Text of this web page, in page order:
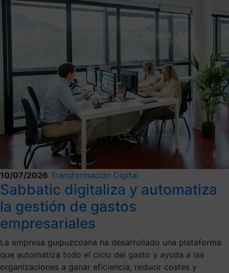
10/07/2026 Transformación Digital
Sabbatic digitaliza y automatiza
la gestión de gastos
empresariales
La empresa guipuzcoana ha desarrollado una plataforma
que automatiza todo el ciclo del gasto y ayuda a las
organizaciones a ganar eficiencia, reducir costes y